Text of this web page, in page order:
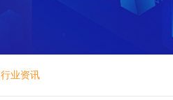
行业资讯